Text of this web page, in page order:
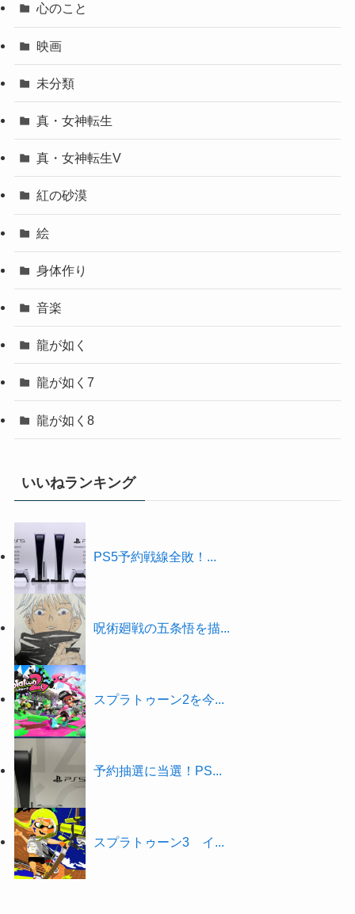
心のこと
映画
未分類
真・女神転生
真・女神転生V
紅の砂漠
絵
身体作り
音楽
龍が如く
龍が如く7
龍が如く8
いいねランキング
PS5予約戦線全敗！...
呪術廻戦の五条悟を描...
スプラトゥーン2を今...
予約抽選に当選！PS...
スプラトゥーン3 イ...